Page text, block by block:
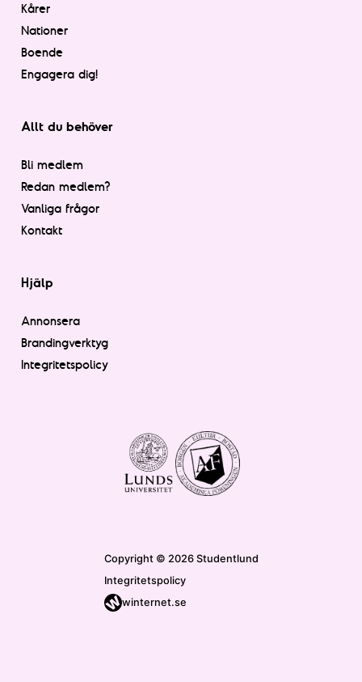
Kårer
Nationer
Boende
Engagera dig!
Allt du behöver
Bli medlem
Redan medlem?
Vanliga frågor
Kontakt
Hjälp
Annonsera
Brandingverktyg
Integritetspolicy
Copyright © 2026 Studentlund
Integritetspolicy
winternet.se